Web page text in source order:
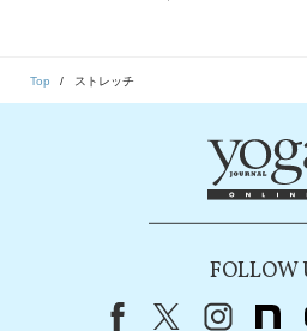
Top ストレッチ
FOLLOW
FacebookX（旧Twitter